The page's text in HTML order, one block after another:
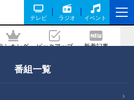
テレビ ラジオ イベント
ンキング ピックアップ 新着記事
番組一覧
して」【 CBCドキュ